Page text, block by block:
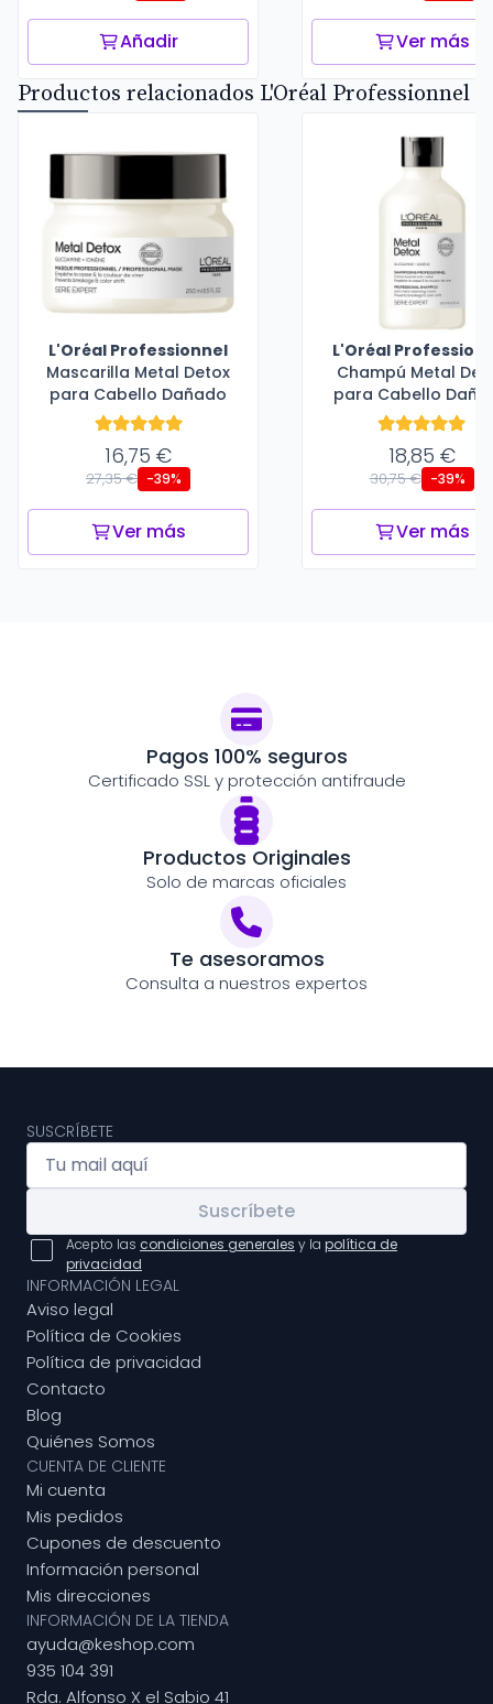
Añadir Ver más
Productos relacionados L'Oréal Professionnel
L'Oréal Professionnel
Mascarilla Metal Detox
para Cabello Dañado
16,75 €
27,35 € -39%
Ver más
L'Oréal
Champú Metal
para Cabello
18,85 €
30,75 € -39%
Ver más
Pagos 100% seguros
Certificado SSL y protección antifraude
Productos Originales
Solo de marcas oficiales
Te asesoramos
Consulta a nuestros expertos
SUSCRÍBETE
Suscríbete
Acepto las condiciones generales y la política de
privacidad
INFORMACIÓN LEGAL
Aviso legal
Política de Cookies
Política de privacidad
Contacto
Blog
Quiénes Somos
CUENTA DE CLIENTE
Mi cuenta
Mis pedidos
Cupones de descuento
Información personal
Mis direcciones
INFORMACIÓN DE LA TIENDA
ayuda@keshop.com
935 104 391
Rda. Alfonso X el Sabio 41